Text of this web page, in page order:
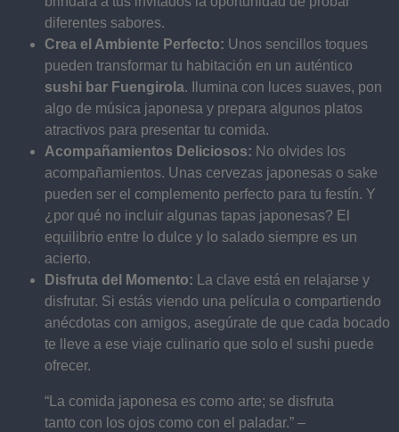
diferentes sabores.
Crea el Ambiente Perfecto: Unos sencillos toques
pueden transformar tu habitación en un auténtico
sushi bar Fuengirola. Ilumina con luces suaves, pon
algo de música japonesa y prepara algunos platos
atractivos para presentar tu comida.
Acompañamientos Deliciosos: No olvides los
acompañamientos. Unas cervezas japonesas o sake
pueden ser el complemento perfecto para tu festín. Y
¿por qué no incluir algunas tapas japonesas? El
equilibrio entre lo dulce y lo salado siempre es un
acierto.
Disfruta del Momento: La clave está en relajarse y
disfrutar. Si estás viendo una película o compartiendo
anécdotas con amigos, asegúrate de que cada bocado
te lleve a ese viaje culinario que solo el sushi puede
ofrecer.
“La comida japonesa es como arte; se disfruta
tanto con los ojos como con el paladar.” –